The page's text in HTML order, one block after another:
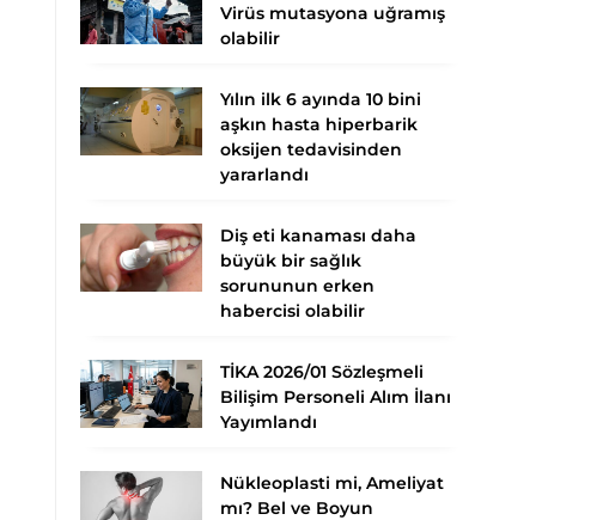
Virüs mutasyona uğramış
olabilir
Yılın ilk 6 ayında 10 bini
aşkın hasta hiperbarik
oksijen tedavisinden
yararlandı
Diş eti kanaması daha
büyük bir sağlık
sorununun erken
habercisi olabilir
TİKA 2026/01 Sözleşmeli
Bilişim Personeli Alım İlanı
Yayımlandı
Nükleoplasti mi, Ameliyat
mı? Bel ve Boyun